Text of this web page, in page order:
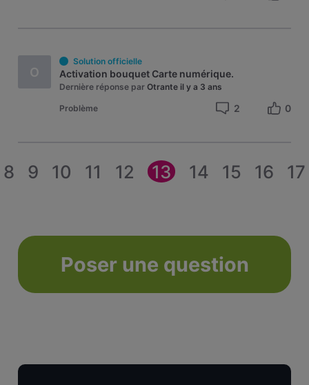
O
Solution officielle
Activation bouquet Carte numérique.
Dernière réponse par Otrante il y a 3 ans
Problème 2 0
8 9 10 11 12 13 14 15 16 17
Poser une question